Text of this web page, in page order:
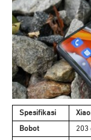
Spesifikasi
Bobot
203